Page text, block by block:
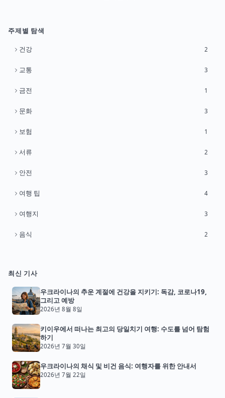
주제별 탐색
건강 2
교통 3
금전 1
문화 3
보험 1
서류 2
안전 3
여행 팁 4
여행지 3
음식 2
최신 기사
우크라이나의 추운 계절에 건강을 지키기: 독감, 코로나19,
그리고 예방
2026년 8월 8일
키이우에서 떠나는 최고의 당일치기 여행: 수도를 넘어 탐험
하기
2026년 7월 30일
우크라이나의 채식 및 비건 음식: 여행자를 위한 안내서
2026년 7월 22일